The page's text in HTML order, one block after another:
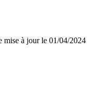
mise à jour le 01/04/2024